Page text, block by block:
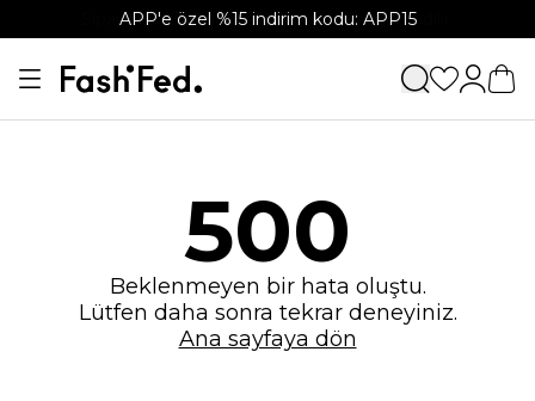
APP'e özel %15 indirim kodu: APP15
500
Beklenmeyen bir hata oluştu.
Lütfen daha sonra tekrar deneyiniz.
Ana sayfaya dön